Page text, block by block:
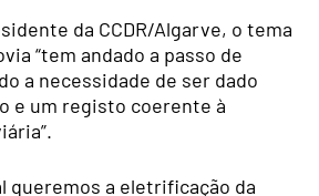
da CCDR/Algarve, o tema
“tem andado a passo de
a necessidade de ser dado
e um registo coerente à
queremos a eletrificação da